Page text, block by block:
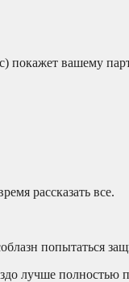
вашему
рассказать все.
попытаться
лучше полностью